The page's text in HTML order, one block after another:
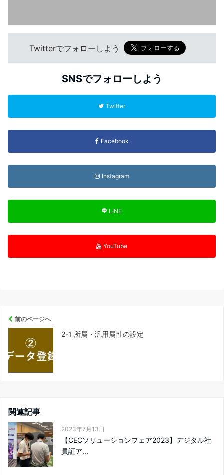
Twitterでフォローしよう
SNSでフォローしよう
Twitter
Facebook
Instagram
LINE
YouTube
前のページへ
2-1 所属・汎用属性の設定
関連記事
2023年7月13日
【CECソリューションフェア2023】デジタル社
員証ア...